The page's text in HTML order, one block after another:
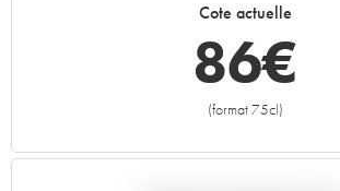
1979
1970
Cote actuelle
86€
(format 75cl)